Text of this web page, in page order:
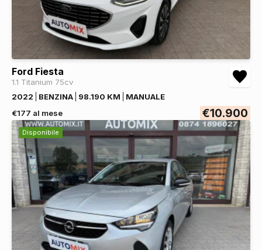
Ford Fiesta
1.1 Titanium 75cv
2022
BENZINA 98.190 KM
MANUALE
€177 al mese
€10.900
Disponibile